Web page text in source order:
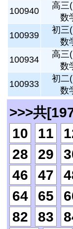
100940
高三
数
100939
初三
数
100934
高三
数
100933
初二
数
>>>共
10
11
28
29
46
47
64
65
82
83